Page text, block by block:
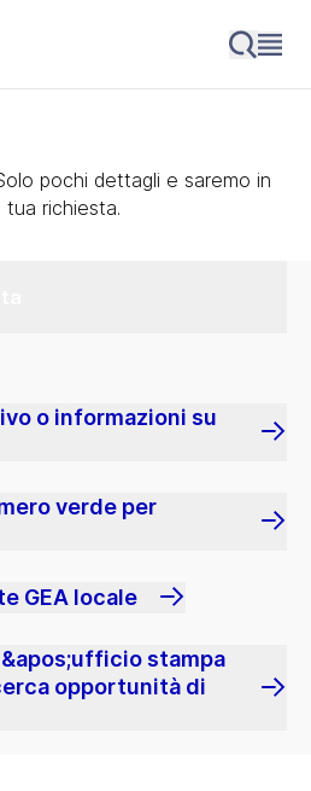
pochi dettagli e saremo in
tua richiesta.
o informazioni su
verde per
GEA locale
stampa
opportunità di